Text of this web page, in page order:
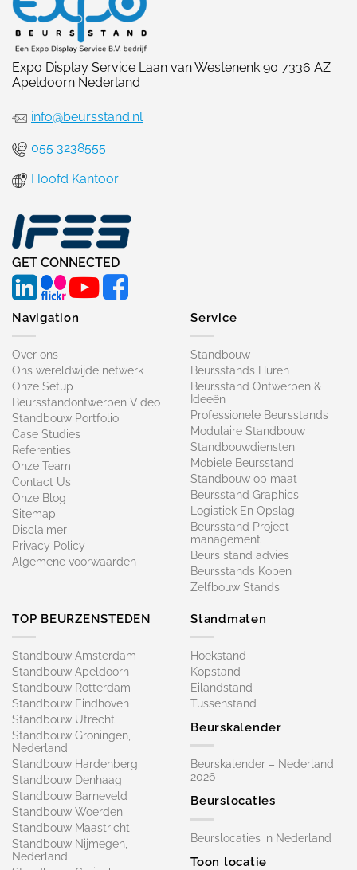
Expo Display Service Laan van Westenenk 90 7336 AZ
Apeldoorn Nederland
info@beursstand.nl
055 3238555
Hoofd Kantoor
GET CONNECTED
Navigation
Over ons
Ons wereldwijde netwerk
Onze Setup
Beursstandontwerpen Video
Standbouw Portfolio
Case Studies
Referenties
Onze Team
Contact Us
Onze Blog
Sitemap
Disclaimer
Privacy Policy
Algemene voorwaarden
Service
Standbouw
Beursstands Huren
Beursstand Ontwerpen &
Ideeën
Professionele Beursstands
Modulaire Standbouw
Standbouwdiensten
Mobiele Beursstand
Standbouw op maat​
Beursstand Graphics
Logistiek En Opslag
Beursstand Project
management
Beurs stand advies
Beursstands Kopen
Zelfbouw Stands
TOP BEURZENSTEDEN
Standbouw Amsterdam
Standbouw Apeldoorn
Standbouw Rotterdam
Standbouw Eindhoven
Standbouw Utrecht
Standbouw Groningen,
Nederland
Standbouw Hardenberg
Standbouw Denhaag
Standbouw Barneveld
Standbouw Woerden
Standbouw Maastricht
Standbouw Nijmegen,
Nederland
Standmaten
Hoekstand
Kopstand
Eilandstand
Tussenstand
Beurskalender
Beurskalender – Nederland
2026
Beurslocaties
Beurslocaties in Nederland
Toon locatie